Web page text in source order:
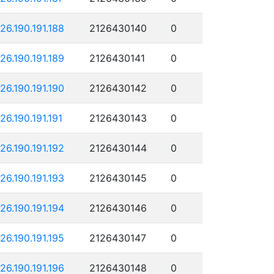
2126430140 0
2126430141 0
2126430142 0
2126430143 0
2126430144 0
2126430145 0
2126430146 0
2126430147 0
2126430148 0